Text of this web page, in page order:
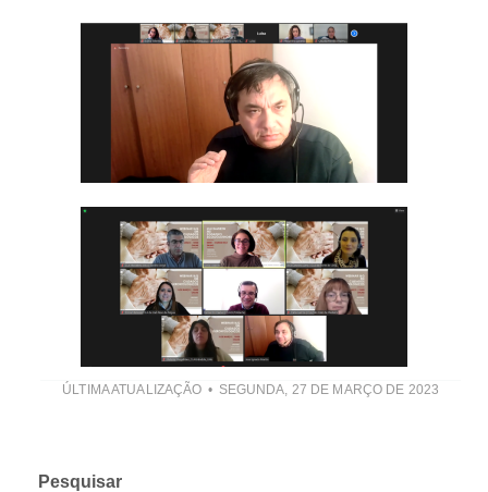
ÚLTIMA ATUALIZAÇÃO SEGUNDA, 27 DE MARÇO DE 2023
Pesquisar